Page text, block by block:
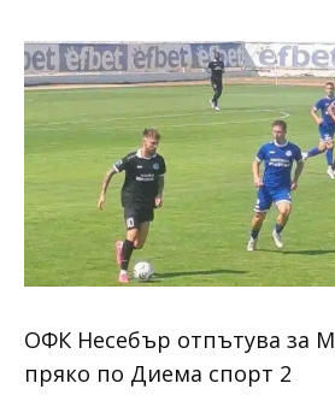
ОФК Несебър отпътува за
пряко по Диема спорт 2